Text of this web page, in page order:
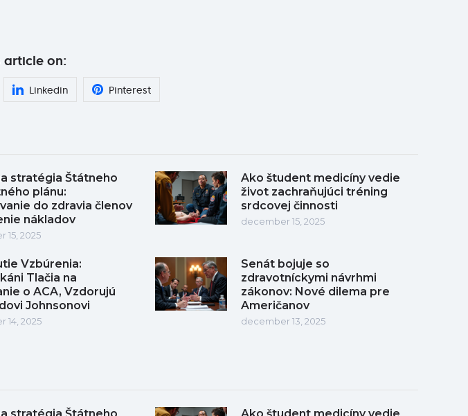
article on:
Linkedin Pinterest
stratégia Štátneho
plánu:
do zdravia členov
nákladov
15, 2025
Ako študent medicíny vedie
život zachraňujúci tréning
srdcovej činnosti
december 15, 2025
Vzbúrenia:
Tlačia na
o ACA, Vzdorujú
Johnsonovi
14, 2025
Senát bojuje so
zdravotníckymi návrhmi
zákonov: Nové dilema pre
Američanov
december 13, 2025
stratégia Štátneho
Ako študent medicíny vedie